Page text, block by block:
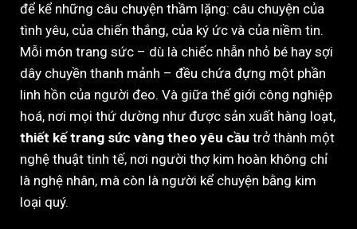
để kể những câu chuyện thầm lặng: câu chuyện của
tình yêu, của chiến thắng, của ký ức và của niềm tin.
Mỗi món trang sức – dù là chiếc nhẫn nhỏ bé hay sợi
dây chuyền thanh mảnh – đều chứa đựng một phần
linh hồn của người đeo. Và giữa thế giới công nghiệp
hoá, nơi mọi thứ dường như được sản xuất hàng loạt,
thiết kế trang sức vàng theo yêu cầu trở thành một
nghệ thuật tinh tế, nơi người thợ kim hoàn không chỉ
là nghệ nhân, mà còn là người kể chuyện bằng kim
loại quý.